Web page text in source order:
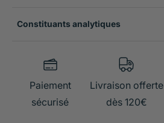
Constituants analytiques
Paiement
sécurisé
Livraison offerte
dès 120€